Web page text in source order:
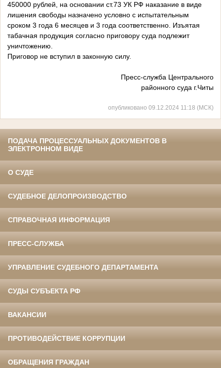
450000 рублей, на основании ст.73 УК РФ наказание в виде
лишения свободы назначено условно с испытательным
сроком 3 года 6 месяцев и 3 года соответственно. Изъятая
табачная продукция согласно приговору суда подлежит
уничтожению.
Приговор не вступил в законную силу.
Пресс-служба Центрального
районного суда г.Читы
опубликовано 09.12.2024 11:18 (МСК)
ПОДАЧА ПРОЦЕССУАЛЬНЫХ ДОКУМЕНТОВ В
ЭЛЕКТРОННОМ ВИДЕ
О СУДЕ
СУДЕБНОЕ ДЕЛОПРОИЗВОДСТВО
СПРАВОЧНАЯ ИНФОРМАЦИЯ
ПРЕСС-СЛУЖБА
УПРАВЛЕНИЕ СУДЕБНОГО ДЕПАРТАМЕНТА
СУДЫ СУБЪЕКТА РФ
ВАКАНСИИ
ПРОТИВОДЕЙСТВИЕ КОРРУПЦИИ
ОБРАЩЕНИЯ ГРАЖДАН